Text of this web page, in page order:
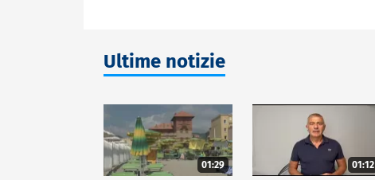
Ultime notizie
01:29 01:12